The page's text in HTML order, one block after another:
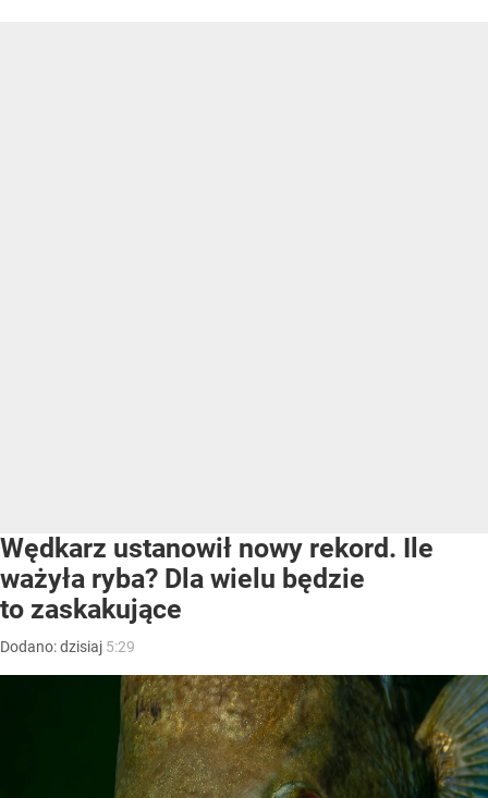
Wędkarz ustanowił nowy rekord. Ile
ważyła ryba? Dla wielu będzie
to zaskakujące
Dodano:dzisiaj 5:29